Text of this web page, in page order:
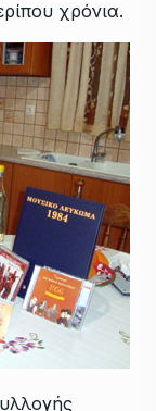
χρόνια.